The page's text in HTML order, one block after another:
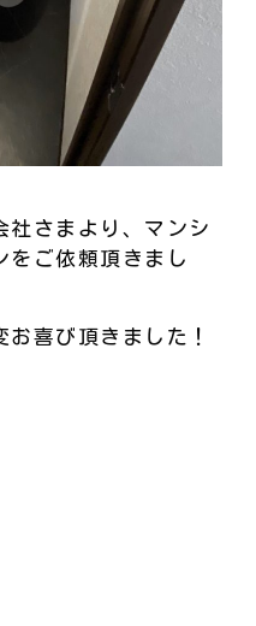
社さまより、マンシ
をご依頼頂きまし
喜び頂きました！